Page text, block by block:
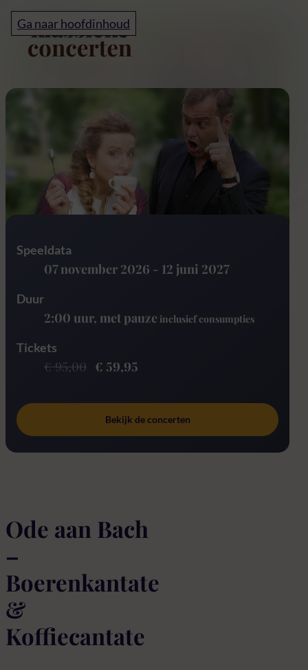
Ga naar hoofdinhoud
Ode aan Bach
Speeldata
07 november 2026 - 12 juni 2027
Duur
2:00 uur, met pauze inclusief consumpties
Tickets
€ 95,00 € 59,95
Bekijk de concerten
Ode aan Bach
–
Boerenkantate
&
Koffiecantate